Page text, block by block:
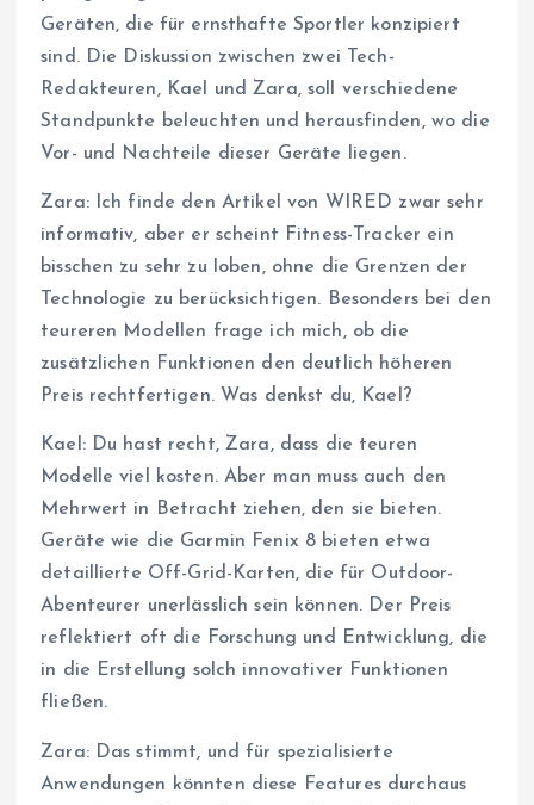
Geräten, die für ernsthafte Sportler konzipiert
sind. Die Diskussion zwischen zwei Tech-
Redakteuren, Kael und Zara, soll verschiedene
Standpunkte beleuchten und herausfinden, wo die
Vor- und Nachteile dieser Geräte liegen.
Zara: Ich finde den Artikel von WIRED zwar sehr
informativ, aber er scheint Fitness-Tracker ein
bisschen zu sehr zu loben, ohne die Grenzen der
Technologie zu berücksichtigen. Besonders bei den
teureren Modellen frage ich mich, ob die
zusätzlichen Funktionen den deutlich höheren
Preis rechtfertigen. Was denkst du, Kael?
Kael: Du hast recht, Zara, dass die teuren
Modelle viel kosten. Aber man muss auch den
Mehrwert in Betracht ziehen, den sie bieten.
Geräte wie die Garmin Fenix 8 bieten etwa
detaillierte Off-Grid-Karten, die für Outdoor-
Abenteurer unerlässlich sein können. Der Preis
reflektiert oft die Forschung und Entwicklung, die
in die Erstellung solch innovativer Funktionen
fließen.
Zara: Das stimmt, und für spezialisierte
Anwendungen könnten diese Features durchaus